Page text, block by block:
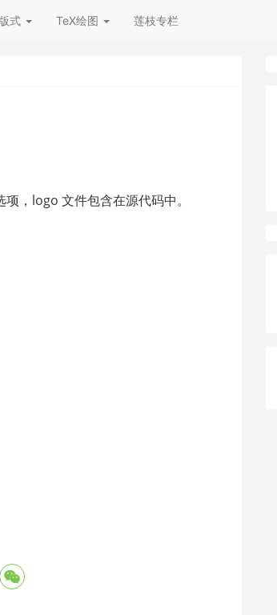
式 TeX绘图 莲枝专栏
，logo 文件包含在源代码中。